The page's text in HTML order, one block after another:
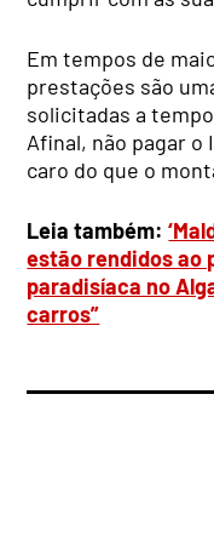
Em tempos de
prestações são
solicitadas a
Afinal, não pagar o
caro do que o
Leia também:
estão rendidos ao
paradisíaca no
carros”